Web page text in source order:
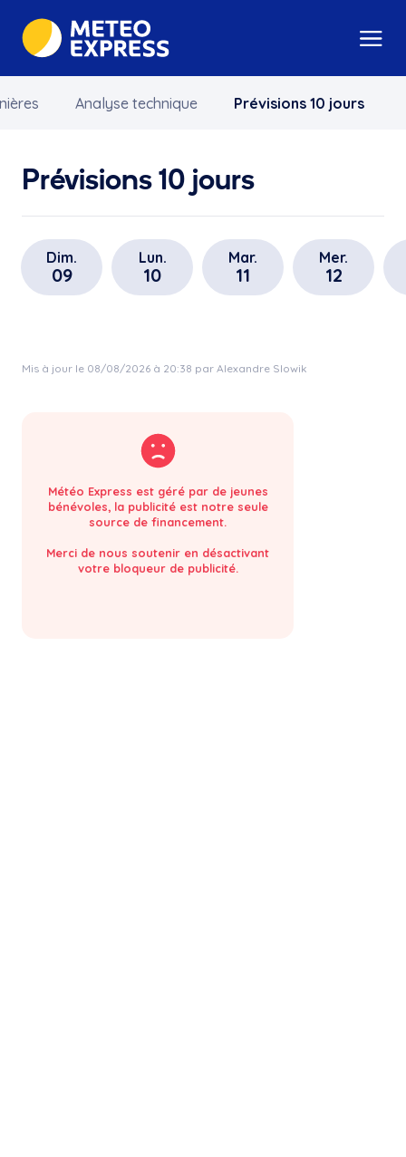
Analyse technique Prévisions 10 jours
Prévisions 10 jours
Dim.
09
Lun.
10
Mar.
11
Mer.
12
Mis à jour le 08/08/2026 à 20:38 par Alexandre Slowik
Météo Express est géré par de jeunes
bénévoles, la publicité est notre seule
source de financement.
Merci de nous soutenir en désactivant
votre bloqueur de publicité.